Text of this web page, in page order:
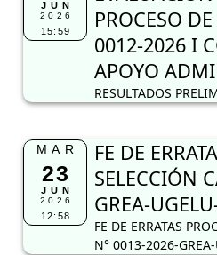
JUN
2026
15:59
PROCESO
0012-2026 I
APOYO
RESULTADOS
MAR
23
JUN
2026
12:58
FE DE
SELECCIÓN
GREA-
FE DE ERRATAS
N° 0013-2026-